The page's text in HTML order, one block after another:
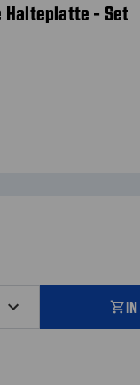
Halteplatte - Set
shopping_cart